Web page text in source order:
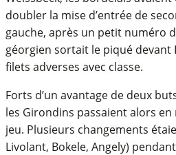
doubler la mise d’entrée de
gauche, après un petit numéro
géorgien sortait le piqué
filets adverses avec classe.
Forts d’un avantage de deux
les Girondins passaient alors
jeu. Plusieurs changements
Livolant, Bokele, Angely)